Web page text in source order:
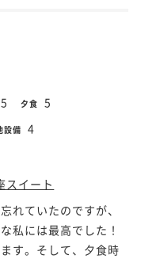
5 夕食 5
設備 4
スイート
れていたのですが、
私には最高でした！
す。そして、夕食時